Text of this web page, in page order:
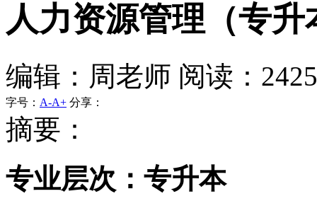
人力资源管理（专
编辑：周老师 阅读：2425
字号： A-A+ 分享：
摘要：
专业层次：专升本